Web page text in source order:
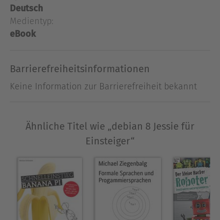
herunterladen und installieren. In einer Tour
d'Horizon im Kapitel 'Was ist wo' erkunden wir
den Desktop. Eine Webseite zum ebook bringt
Ausblenden
Deutsch
Medientyp:
eBook
Barrierefreiheitsinformationen
Keine Information zur Barrierefreiheit bekannt
Ähnliche Titel wie „debian 8 Jessie für
Einsteiger“